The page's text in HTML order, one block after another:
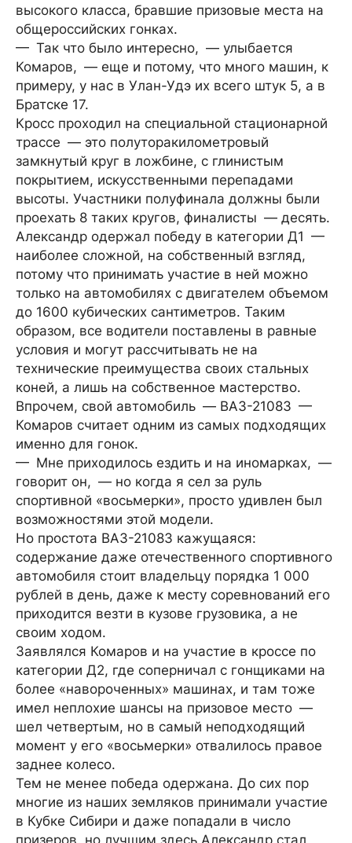
высокого класса, бравшие призовые места на
общероссийских гонках.
— Так что было интересно, — улыбается
Комаров, — еще и потому, что много машин, к
примеру, у нас в Улан-Удэ их всего штук 5, а в
Братске 17.
Кросс проходил на специальной стационарной
трассе — это полуторакилометровый
замкнутый круг в ложбине, с глинистым
покрытием, искусственными перепадами
высоты. Участники полуфинала должны были
проехать 8 таких кругов, финалисты — десять.
Александр одержал победу в категории Д1 —
наиболее сложной, на собственный взгляд,
потому что принимать участие в ней можно
только на автомобилях с двигателем объемом
до 1600 кубических сантиметров. Таким
образом, все водители поставлены в равные
условия и могут рассчитывать не на
технические преимущества своих стальных
коней, а лишь на собственное мастерство.
Впрочем, свой автомобиль — ВАЗ-21083 —
Комаров считает одним из самых подходящих
именно для гонок.
— Мне приходилось ездить и на иномарках, —
говорит он, — но когда я сел за руль
спортивной «восьмерки», просто удивлен был
возможностями этой модели.
Но простота ВАЗ-21083 кажущаяся:
содержание даже отечественного спортивного
автомобиля стоит владельцу порядка 1 000
рублей в день, даже к месту соревнований его
приходится везти в кузове грузовика, а не
своим ходом.
Заявлялся Комаров и на участие в кроссе по
категории Д2, где соперничал с гонщиками на
более «навороченных» машинах, и там тоже
имел неплохие шансы на призовое место —
шел четвертым, но в самый неподходящий
момент у его «восьмерки» отвалилось правое
заднее колесо.
Тем не менее победа одержана. До сих пор
многие из наших земляков принимали участие
в Кубке Сибири и даже попадали в число
призеров, но лучшим здесь Александр стал